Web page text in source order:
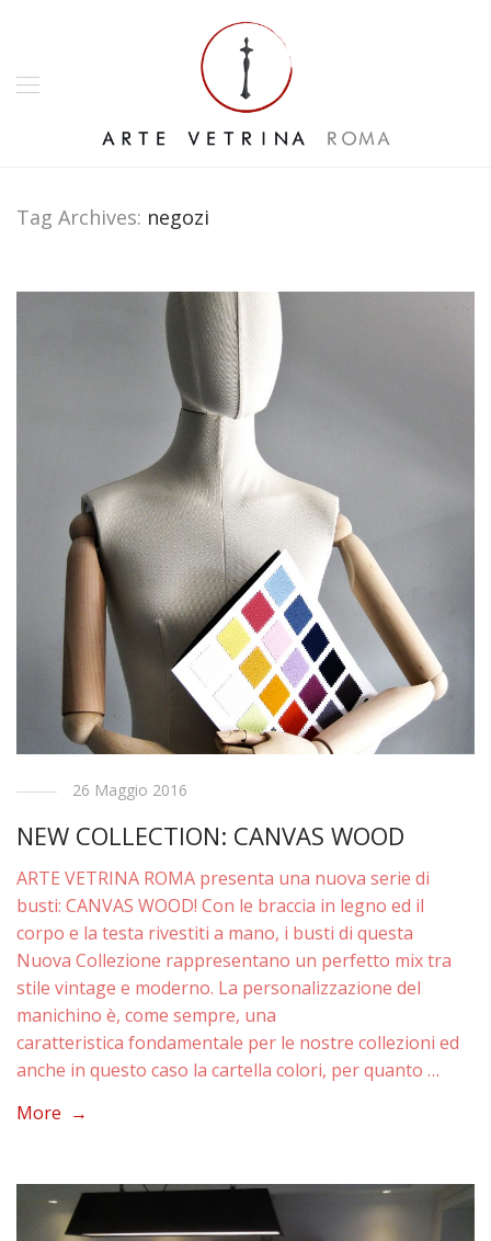
Tag Archives: negozi
26 Maggio 2016
NEW COLLECTION: CANVAS WOOD
ARTE VETRINA ROMA presenta una nuova serie di
busti: CANVAS WOOD! Con le braccia in legno ed il
corpo e la testa rivestiti a mano, i busti di questa
Nuova Collezione rappresentano un perfetto mix tra
stile vintage e moderno. La personalizzazione del
manichino è, come sempre, una
caratteristica fondamentale per le nostre collezioni ed
anche in questo caso la cartella colori, per quanto …
More →